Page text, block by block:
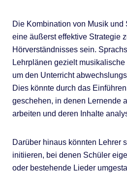
Die Kombination von Musik und
eine äußerst effektive Strategie
Hörverständnisses sein.
Lehrplänen gezielt
um den Unterricht
Dies könnte durch das
geschehen, in denen Lernende
arbeiten und deren Inhalte
Darüber hinaus könnten Lehrer
initiieren, bei denen Schüler
oder bestehende Lieder